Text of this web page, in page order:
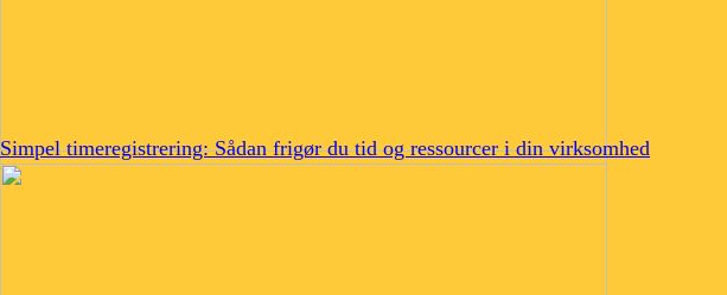
Simpel timeregistrering: Sådan frigør du tid og ressourcer i din virksomhed